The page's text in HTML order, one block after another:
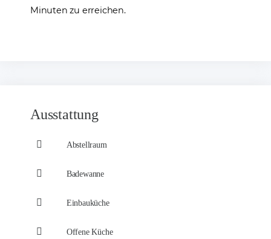
Minuten zu erreichen.
Ausstattung
Abstellraum
Badewanne
Einbauküche
Offene Küche